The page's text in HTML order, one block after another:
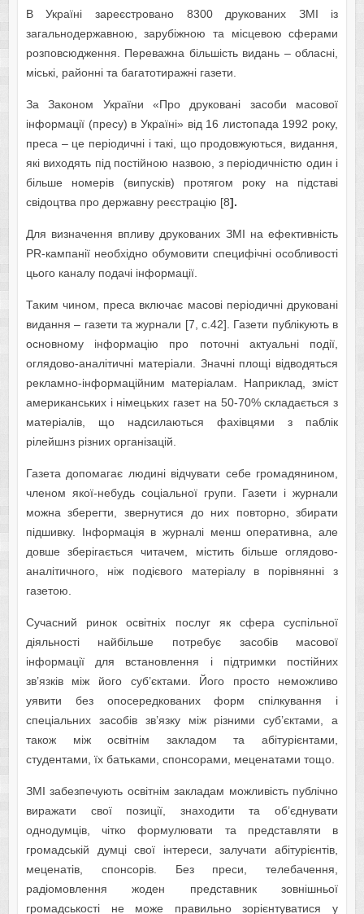
В Україні зареєстровано 8300 друкованих ЗМІ із
загальнодержавною, зарубіжною та місцевою сферами
розповсюдження. Переважна більшість видань – обласні,
міські, районні та багатотиражні газети.
За Законом України «Про друковані засоби масової
інформації (пресу) в Україні» від 16 листопада 1992 року,
преса – це періодичні і такі, що продовжуються, видання,
які виходять під постійною назвою, з періодичністю один і
більше номерів (випусків) протягом року на підставі
свідоцтва про державну реєстрацію [8].
Для визначення впливу друкованих ЗМІ на ефективність
PR-кампанії необхідно обумовити специфічні особливості
цього каналу подачі інформації.
Таким чином, преса включає масові періодичні друковані
видання – газети та журнали [7, c.42]. Газети публікують в
основному інформацію про поточні актуальні події,
оглядово-аналітичні матеріали. Значні площі відводяться
рекламно-інформаційним матеріалам. Наприклад, зміст
американських і німецьких газет на 50-70% складається з
матеріалів, що надсилаються фахівцями з паблік
рілейшнз різних організацій.
Газета допомагає людині відчувати себе громадянином,
членом якої-небудь соціальної групи. Газети і журнали
можна зберегти, звернутися до них повторно, збирати
підшивку. Інформація в журналі менш оперативна, але
довше зберігається читачем, містить більше оглядово-
аналітичного, ніж подієвого матеріалу в порівнянні з
газетою.
Сучасний ринок освітніх послуг як сфера суспільної
діяльності найбільше потребує засобів масової
інформації для встановлення і підтримки постійних
зв’язків між його суб’єктами. Його просто неможливо
уявити без опосередкованих форм спілкуван­ня і
спеціальних засобів зв’язку між різними суб’єктами, а
також між освітнім закладом та абітурієнтами,
студентами, їх батьками, спонсорами, меценатами тощо.
ЗМІ забезпечують освітнім закладам можливість публічно
виражати свої позиції, знаходити та об’єднувати
однодумців, чітко формулювати та представляти в
громадській думці свої інтереси, залучати абітурієнтів,
меценатів, спонсорів. Без преси, телебачення,
радіомовлення жоден представник зовнішньої
громадськості не може пра­вильно зорієнтуватися у